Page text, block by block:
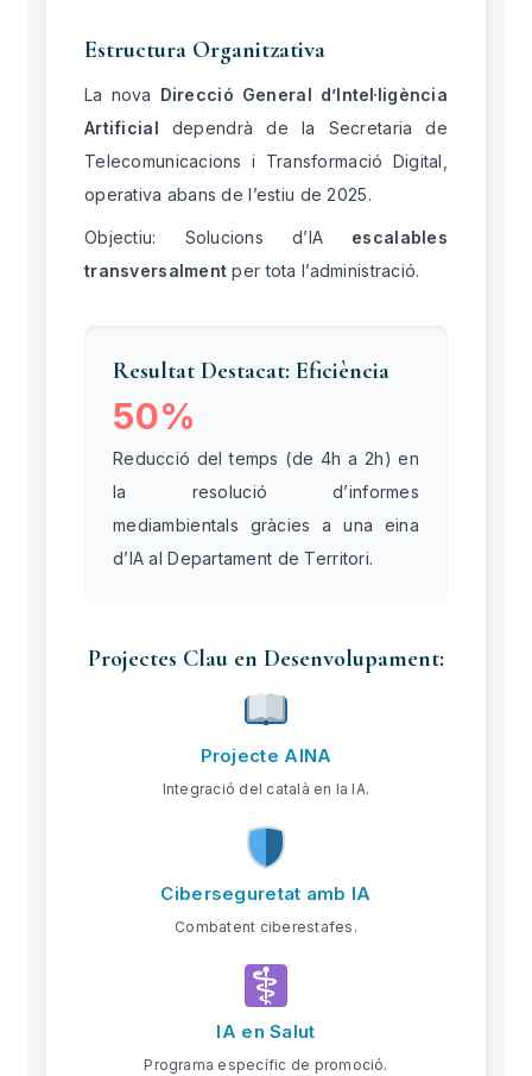
Estructura Organitzativa
La nova Direcció General d’Intel·ligència
Artificial dependrà de la Secretaria de
Telecomunicacions i Transformació Digital,
operativa abans de l’estiu de 2025.
Objectiu: Solucions d’IA escalables
transversalment per tota l’administració.
Resultat Destacat: Eficiència
50%
Reducció del temps (de 4h a 2h) en
la resolució d’informes
mediambientals gràcies a una eina
d’IA al Departament de Territori.
Projectes Clau en Desenvolupament:
Projecte AINA
Integració del català en la IA.
Ciberseguretat amb IA
Combatent ciberestafes.
IA en Salut
Programa específic de promoció.